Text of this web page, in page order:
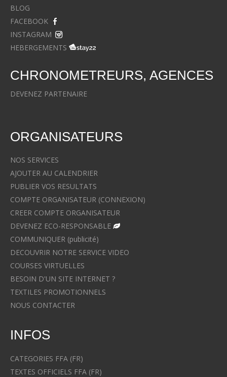
BLOG
FACEBOOK
INSTAGRAM
HEBERGEMENTS
CHRONOMETREURS, AGENCES
DEVENEZ PARTENAIRE
ORGANISATEURS
NOS SERVICES
AJOUTER AU CALENDRIER
PUBLIER VOS RESULTATS
COMPTE ORGANISATEUR (CONNEXION)
CREER COMPTE ORGANISATEUR
DEVENEZ ECO-RESPONSABLE
COMMUNIQUER (publicité)
DECOUVRIR NOTRE SERVICE VIDEO
COURSES VIRTUELLES
BESOIN D'UN SITE INTERNET ?
TEXTILES PROMOTIONNELS
NOUS CONTACTER
INFOS
CATEGORIES FFA (FR)
TEXTES OFFICIELS FFA (FR)